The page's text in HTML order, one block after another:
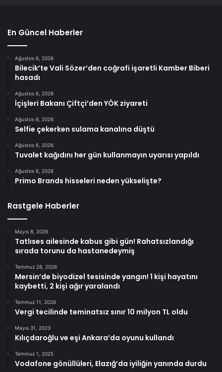
En Güncel Haberler
Ağustos 6, 2026
Bilecik’te Vali Sözer’den coğrafi işaretli Kamber Biberi
hasadı
Ağustos 6, 2026
İçişleri Bakanı Çiftçi’den YÖK ziyareti
Ağustos 6, 2026
Selfie çekerken sulama kanalına düştü
Ağustos 6, 2026
Tuvalet kağıdını her gün kullanmayın uyarısı yapıldı
Ağustos 6, 2026
Primo Brands hisseleri neden yükselişte?
Rastgele Haberler
Mayıs 8, 2026
Tatlıses ailesinde kabus gibi gün! Rahatsızlandığı
sırada torunu da hastanedeymiş
Temmuz 28, 2026
Mersin’de biyodizel tesisinde yangın! 1 kişi hayatını
kaybetti, 2 kişi ağır yaralandı
Temmuz 11, 2026
Vergi tecilinde teminatsız sınır 10 milyon TL oldu
Mayıs 31, 2023
Kılıçdaroğlu ve eşi Ankara’da oyunu kullandı
Temmuz 1, 2025
Vodafone gönüllüleri, Elazığ’da iyiliğin yanında durdu